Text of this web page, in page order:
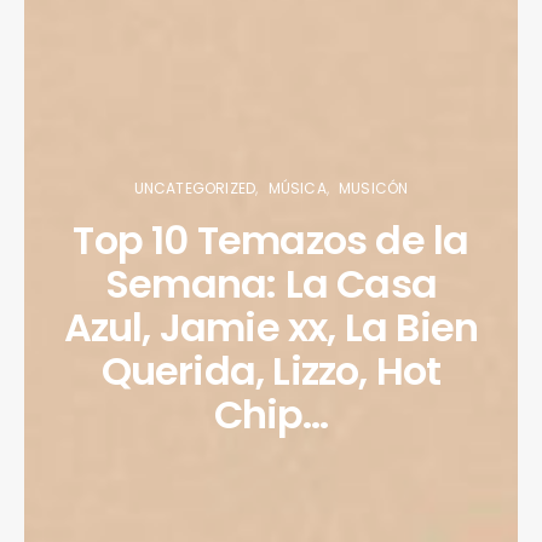
UNCATEGORIZED MÚSICA MUSICÓN
Top 10 Temazos de la
Semana: La Casa
Azul, Jamie xx, La Bien
Querida, Lizzo, Hot
Chip…